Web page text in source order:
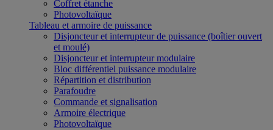
Coffret étanche
Photovoltaïque
Tableau et armoire de puissance
Disjoncteur et interrupteur de puissance (boîtier ouvert
et moulé)
Disjoncteur et interrupteur modulaire
Bloc différentiel puissance modulaire
Répartition et distribution
Parafoudre
Commande et signalisation
Armoire électrique
Photovoltaïque